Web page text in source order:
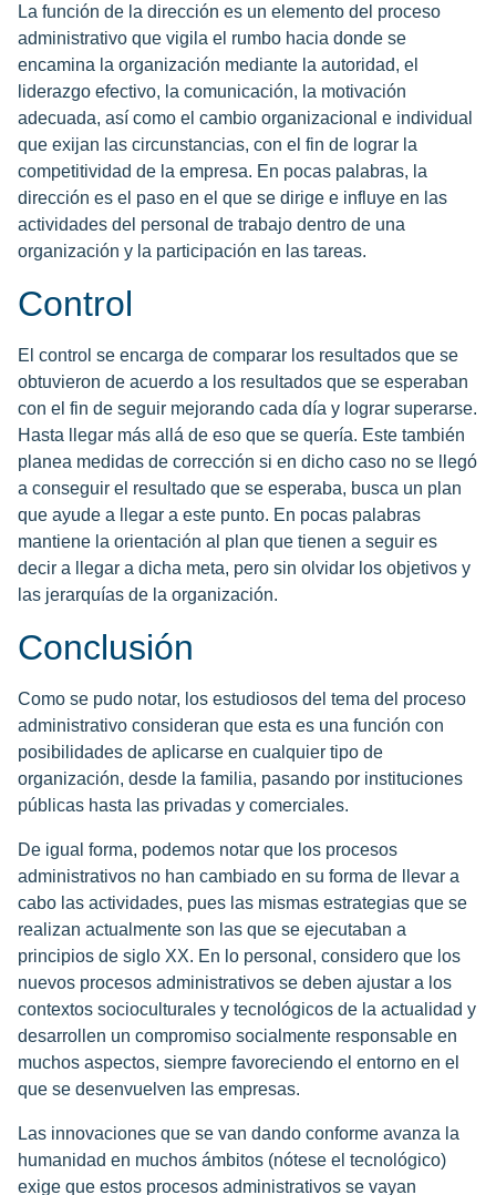
La función de la dirección es un elemento del proceso
administrativo que vigila el rumbo hacia donde se
encamina la organización mediante la autoridad, el
liderazgo efectivo, la comunicación, la motivación
adecuada, así como el cambio organizacional e individual
que exijan las circunstancias, con el fin de lograr la
competitividad de la empresa. En pocas palabras, la
dirección es el paso en el que se dirige e influye en las
actividades del personal de trabajo dentro de una
organización y la participación en las tareas.
Control
El control se encarga de comparar los resultados que se
obtuvieron de acuerdo a los resultados que se esperaban
con el fin de seguir mejorando cada día y lograr superarse.
Hasta llegar más allá de eso que se quería. Este también
planea medidas de corrección si en dicho caso no se llegó
a conseguir el resultado que se esperaba, busca un plan
que ayude a llegar a este punto. En pocas palabras
mantiene la orientación al plan que tienen a seguir es
decir a llegar a dicha meta, pero sin olvidar los objetivos y
las jerarquías de la organización.
Conclusión
Como se pudo notar, los estudiosos del tema del proceso
administrativo consideran que esta es una función con
posibilidades de aplicarse en cualquier tipo de
organización, desde la familia, pasando por instituciones
públicas hasta las privadas y comerciales.
De igual forma, podemos notar que los procesos
administrativos no han cambiado en su forma de llevar a
cabo las actividades, pues las mismas estrategias que se
realizan actualmente son las que se ejecutaban a
principios de siglo XX. En lo personal, considero que los
nuevos procesos administrativos se deben ajustar a los
contextos socioculturales y tecnológicos de la actualidad y
desarrollen un compromiso socialmente responsable en
muchos aspectos, siempre favoreciendo el entorno en el
que se desenvuelven las empresas.
Las innovaciones que se van dando conforme avanza la
humanidad en muchos ámbitos (nótese el tecnológico)
exige que estos procesos administrativos se vayan